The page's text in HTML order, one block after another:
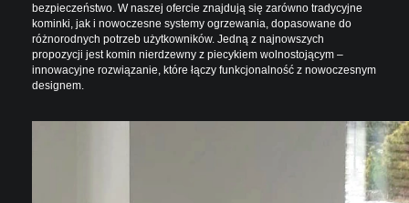
bezpieczeństwo. W naszej ofercie znajdują się zarówno tradycyjne
kominki, jak i nowoczesne systemy ogrzewania, dopasowane do
różnorodnych potrzeb użytkowników. Jedną z najnowszych
propozycji jest komin nierdzewny z piecykiem wolnostojącym –
innowacyjne rozwiązanie, które łączy funkcjonalność z nowoczesnym
designem.